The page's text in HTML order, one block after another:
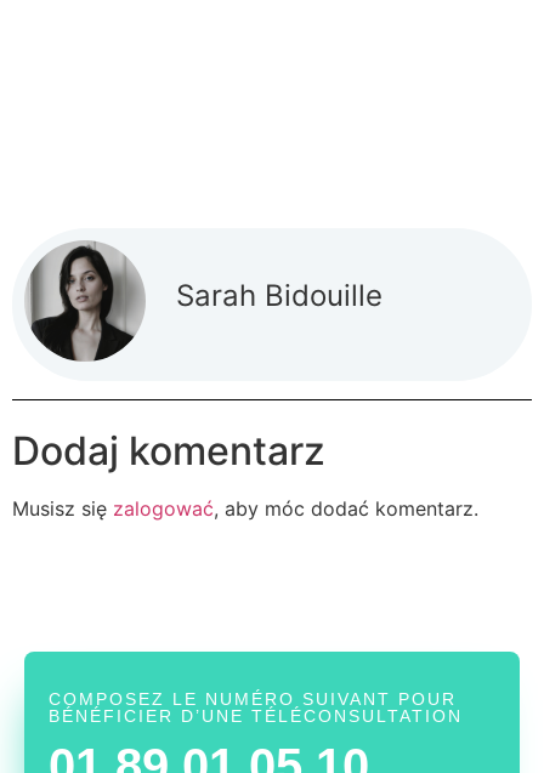
Sarah Bidouille
Dodaj komentarz
Musisz się zalogować, aby móc dodać komentarz.
COMPOSEZ LE NUMÉRO SUIVANT POUR
BÉNÉFICIER D’UNE TÉLÉCONSULTATION